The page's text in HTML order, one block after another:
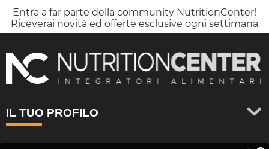
Entra a far parte della community NutritionCenter!
Riceverai novità ed offerte esclusive ogni settimana
IL TUO PROFILO